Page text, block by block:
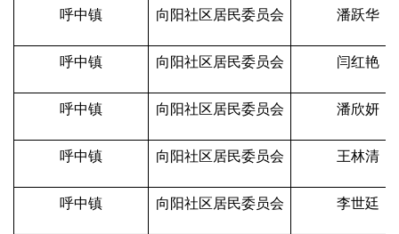
呼中镇 向阳社区居民委员会 潘跃华
呼中镇 向阳社区居民委员会 闫红艳
呼中镇 向阳社区居民委员会 潘欣妍
呼中镇 向阳社区居民委员会 王林清
呼中镇 向阳社区居民委员会 李世廷